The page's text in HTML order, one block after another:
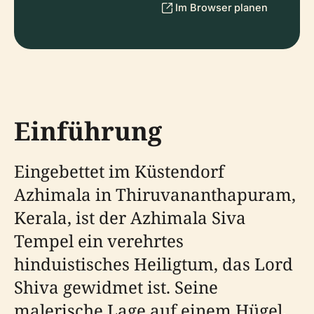
Im Browser planen
Einführung
Eingebettet im Küstendorf
Azhimala in Thiruvananthapuram,
Kerala, ist der Azhimala Siva
Tempel ein verehrtes
hinduistisches Heiligtum, das Lord
Shiva gewidmet ist. Seine